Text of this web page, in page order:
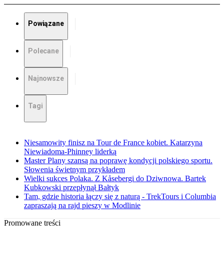
Powiązane
Polecane
Najnowsze
Tagi
Niesamowity finisz na Tour de France kobiet. Katarzyna
Niewiadoma-Phinney liderką
Master Plany szansą na poprawę kondycji polskiego sportu.
Słowenia świetnym przykładem
Wielki sukces Polaka. Z Kåsebergi do Dziwnowa. Bartek
Kubkowski przepłynął Bałtyk
Tam, gdzie historia łączy się z naturą - TrekTours i Columbia
zapraszają na rajd pieszy w Modlinie
Promowane treści